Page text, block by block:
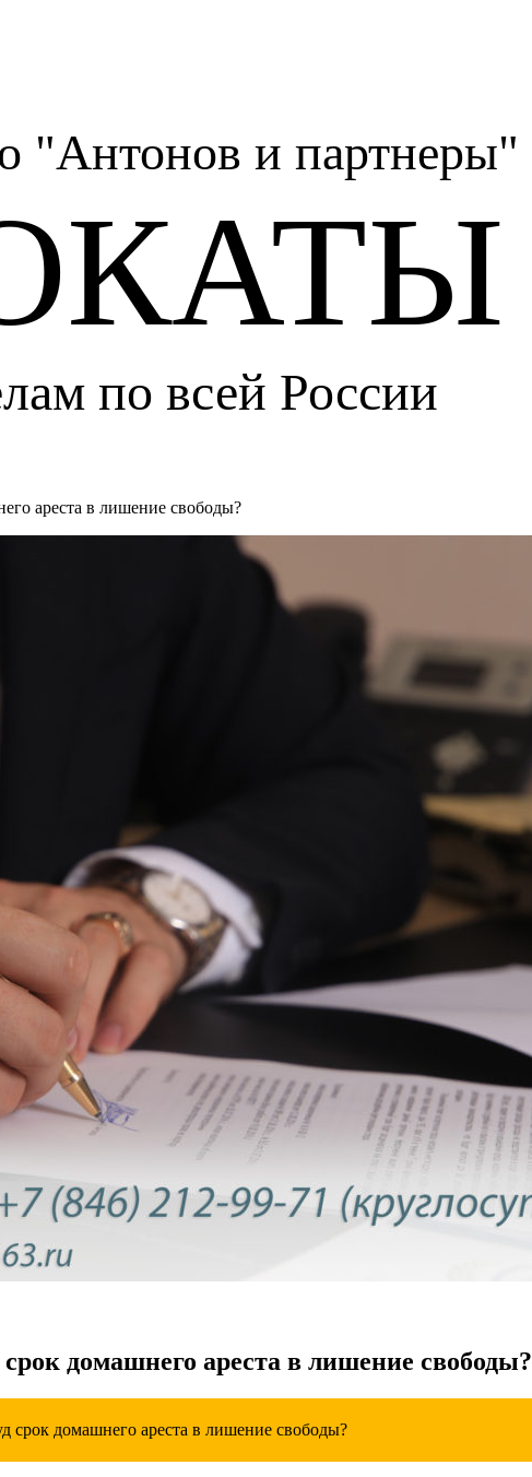
"Антонов и партнеры"
по всей России
ареста в лишение свободы?
домашнего ареста в лишение свободы?
срок домашнего ареста в лишение свободы?